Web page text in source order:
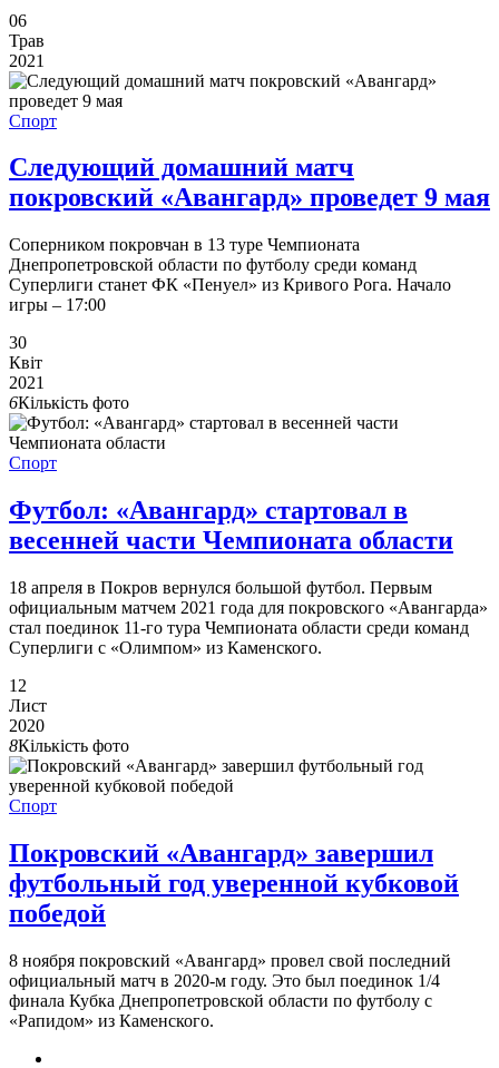
06
Трав
2021
Спорт
Следующий домашний матч
покровский «Авангард» проведет 9 мая
Соперником покровчан в 13 туре Чемпионата
Днепропетровской области по футболу среди команд
Суперлиги станет ФК «Пенуел» из Кривого Рога. Начало
игры – 17:00
30
Квіт
2021
6Кількість фото
Спорт
Футбол: «Авангард» стартовал в
весенней части Чемпионата области
18 апреля в Покров вернулся большой футбол. Первым
официальным матчем 2021 года для покровского «Авангарда»
стал поединок 11-го тура Чемпионата области среди команд
Суперлиги с «Олимпом» из Каменского.
12
Лист
2020
8Кількість фото
Спорт
Покровский «Авангард» завершил
футбольный год уверенной кубковой
победой
8 ноября покровский «Авангард» провел свой последний
официальный матч в 2020-м году. Это был поединок 1/4
финала Кубка Днепропетровской области по футболу с
«Рапидом» из Каменского.